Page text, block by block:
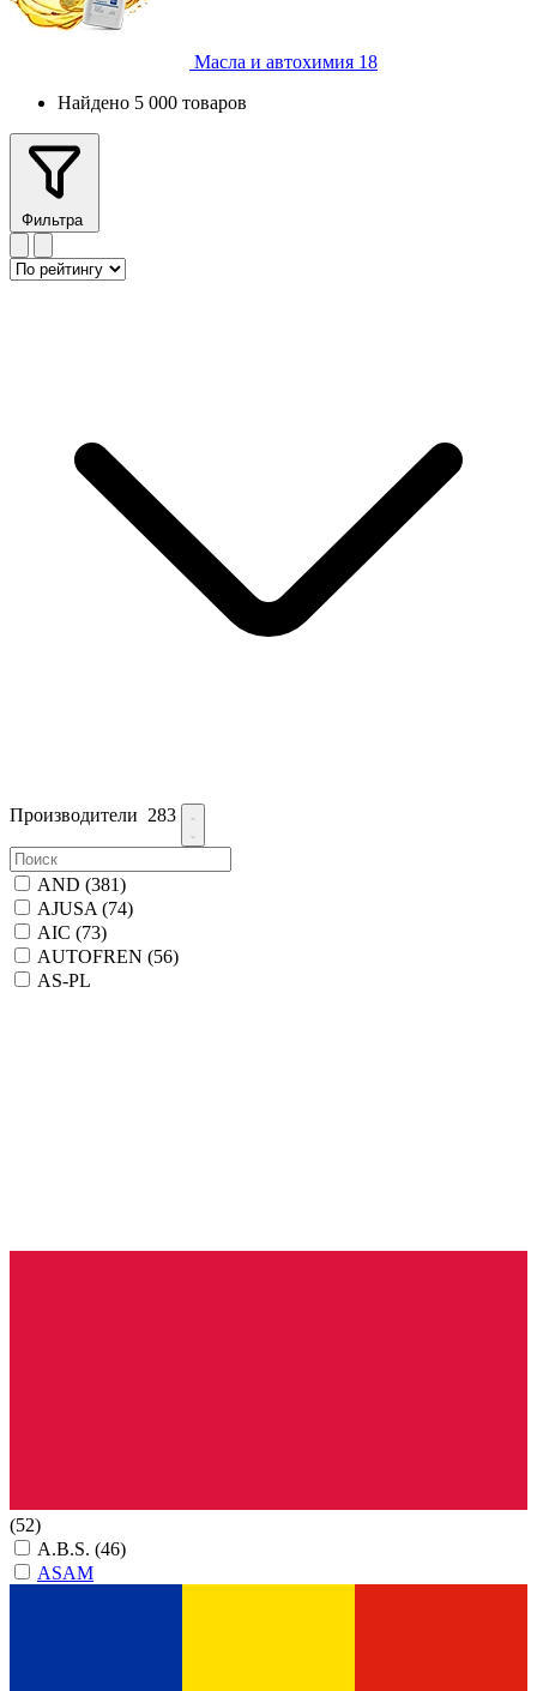
Масла и автохимия 18
Найдено 5 000 товаров
Фильтра
Производители 283
AND (381)
AJUSA (74)
AIC (73)
AUTOFREN (56)
AS-PL
(52)
A.B.S. (46)
ASAM